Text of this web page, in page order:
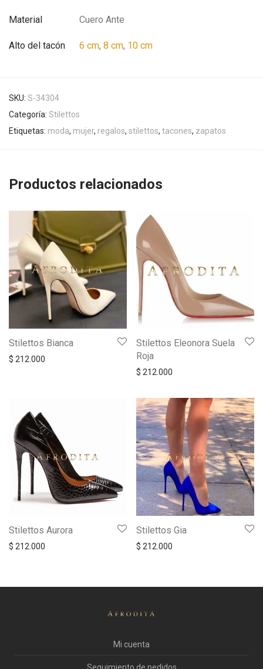
Material Cuero Ante
Alto del tacón 6 cm, 8 cm, 10 cm
SKU: S-34304
Categoría: Stilettos
Etiquetas: moda, mujer, regalos, stilettos, tacones, zapatos
Productos relacionados
Stilettos Bianca
$ 212.000
Stilettos Eleonora Suela
Roja
$ 212.000
Stilettos Aurora
$ 212.000
Stilettos Gia
$ 212.000
Mi cuenta
Seguimiento de pedidos